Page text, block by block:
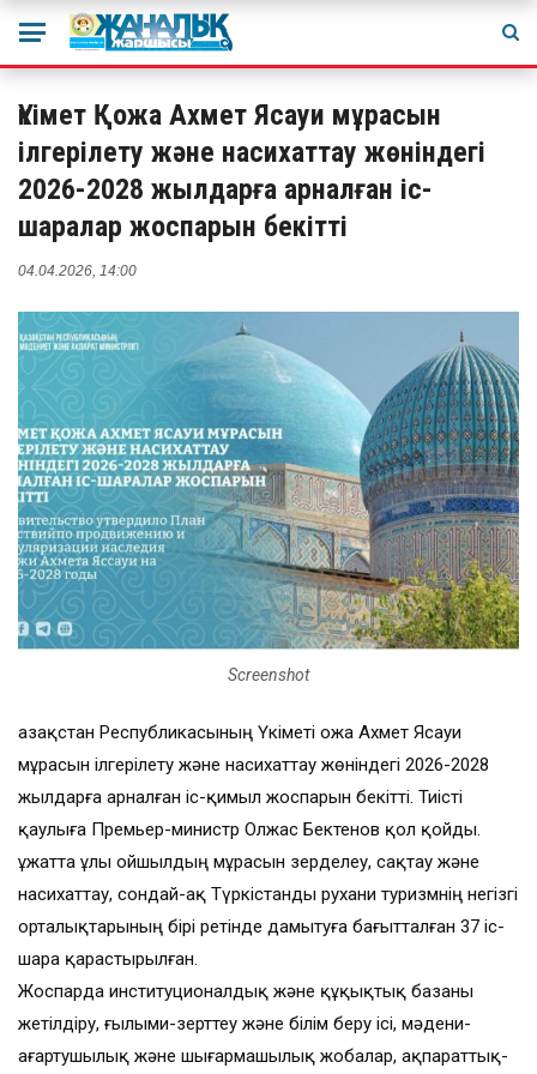
Үкімет Қожа Ахмет Ясауи мұрасын
ілгерілету және насихаттау жөніндегі
2026-2028 жылдарға арналған іс-
шаралар жоспарын бекітті
04.04.2026, 14:00
Screenshot
Қазақстан Республикасының Үкіметі Қожа Ахмет Ясауи
мұрасын ілгерілету және насихаттау жөніндегі 2026-2028
жылдарға арналған іс-қимыл жоспарын бекітті. Тиісті
қаулыға Премьер-министр Олжас Бектенов қол қойды.
Құжатта ұлы ойшылдың мұрасын зерделеу, сақтау және
насихаттау, сондай-ақ Түркістанды рухани туризмнің негізгі
орталықтарының бірі ретінде дамытуға бағытталған 37 іс-
шара қарастырылған.
Жоспарда институционалдық және құқықтық базаны
жетілдіру, ғылыми-зерттеу және білім беру ісі, мәдени-
ағартушылық және шығармашылық жобалар, ақпараттық-